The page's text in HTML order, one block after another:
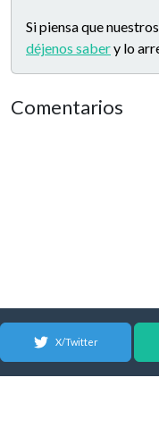
Si piensa que
déjenos sabery lo
Comentarios
X/Twitter